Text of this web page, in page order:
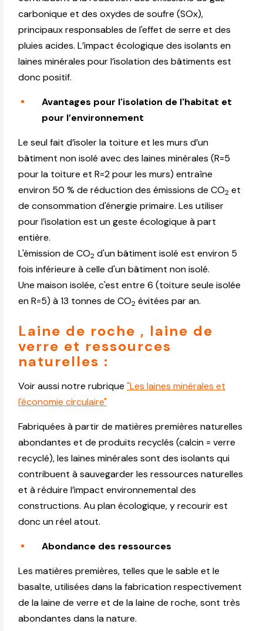
carbonique et des oxydes de soufre (SOx),
principaux responsables de l'effet de serre et des
pluies acides. L’impact écologique des isolants en
laines minérales pour l’isolation des bâtiments est
donc positif.
Avantages pour l'isolation de l'habitat et
pour l’environnement
Le seul fait d’isoler la toiture et les murs d’un
bâtiment non isolé avec des laines minérales (R=5
pour la toiture et R=2 pour les murs) entraîne
environ 50 % de réduction des émissions de CO2 et
de consommation d'énergie primaire. Les utiliser
pour l’isolation est un geste écologique à part
entière.
L'émission de CO2 d'un bâtiment isolé est environ 5
fois inférieure à celle d'un bâtiment non isolé.
Une maison isolée, c'est entre 6 (toiture seule isolée
en R=5) à 13 tonnes de CO2 évitées par an.
Laine de roche , laine de
verre et ressources
naturelles :
Voir aussi notre rubrique "Les laines minérales et
l'économie circulaire"
Fabriquées à partir de matières premières naturelles
abondantes et de produits recyclés (calcin = verre
recyclé), les laines minérales sont des isolants qui
contribuent à sauvegarder les ressources naturelles
et à réduire l’impact environnemental des
constructions. Au plan écologique, y recourir est
donc un réel atout.
Abondance des ressources
Les matières premières, telles que le sable et le
basalte, utilisées dans la fabrication respectivement
de la laine de verre et de la laine de roche, sont très
abondantes dans la nature.